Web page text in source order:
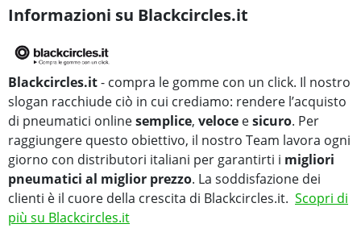
Informazioni su Blackcircles.it
Blackcircles.it- compra le gomme con un click. Il nostro
slogan racchiude ciò in cui crediamo: rendere l’acquisto
di pneumatici onlinesemplice, veloce esicuro. Per
raggiungere questo obiettivo, il nostro Team lavora ogni
giorno con distributori italiani per garantirti i migliori
pneumatici al miglior prezzo. La soddisfazione dei
clienti è il cuore della crescita di Blackcircles.it. Scopri di
più su Blackcircles.it